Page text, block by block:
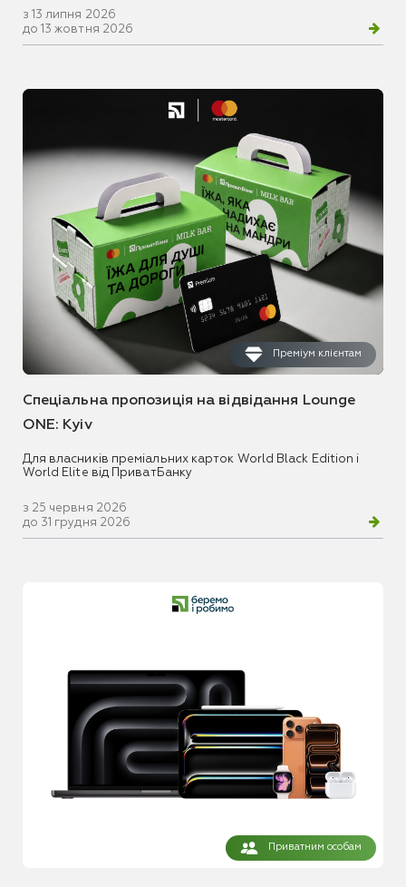
з 13 липня 2026
до 13 жовтня 2026
Преміум клієнтам
Спеціальна пропозиція на відвідання Lounge
ONE: Kyiv
Для власників преміальних карток World Black Edition і
World Elite від ПриватБанку
з 25 червня 2026
до 31 грудня 2026
Приватним особам